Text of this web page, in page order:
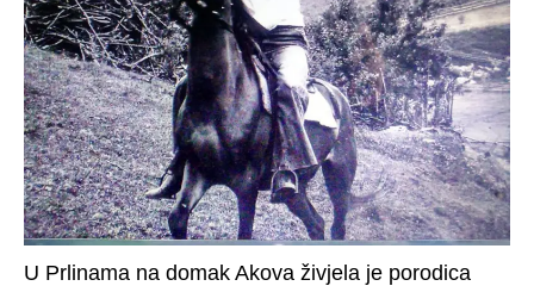
U Prlinama na domak Akova živjela je porodica